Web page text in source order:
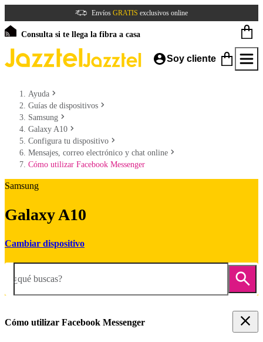
Envíos GRATIS exclusivos online
Consulta si te llega la fibra a casa
Soy cliente
Ayuda
Guías de dispositivos
Samsung
Galaxy A10
Configura tu dispositivo
Mensajes, correo electrónico y chat online
Cómo utilizar Facebook Messenger
Samsung
Galaxy A10
Cambiar dispositivo
¿qué buscas?
Cómo utilizar Facebook Messenger